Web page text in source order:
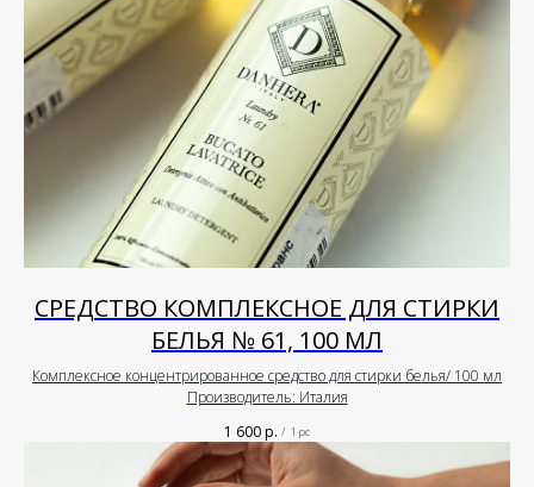
СРЕДСТВО КОМПЛЕКСНОЕ ДЛЯ СТИРКИ
БЕЛЬЯ № 61, 100 МЛ
Комплексное концентрированное средство для стирки белья/ 100 мл
Производитель: Италия
1 600р. / 1 pc